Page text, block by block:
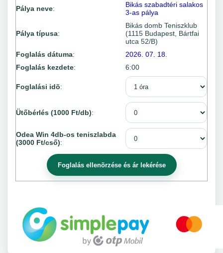
Pálya neve:
Bikás szabadtéri salakos
3-as pálya
Pálya típusa:
Bikás domb Teniszklub
(1115 Budapest, Bártfai
utca 52/B)
Foglalás dátuma:
2026. 07. 18.
Foglalás kezdete: 6:00
Foglalási idõ:
Ütőbérlés (1000 Ft/db):
Odea Win 4db-os teniszlabda
(3000 Ft/cső):